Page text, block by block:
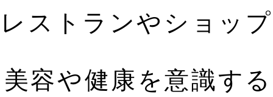
レストランやショッ
美容や健康を意識す